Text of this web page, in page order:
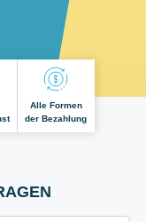
Alle Formen
der Bezahlung